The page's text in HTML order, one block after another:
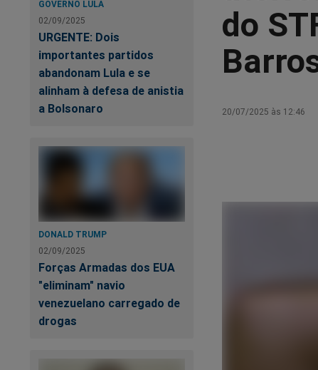
GOVERNO LULA
02/09/2025
URGENTE: Dois
importantes partidos
abandonam Lula e se
alinham à defesa de anistia
a Bolsonaro
DONALD TRUMP
02/09/2025
Forças Armadas dos EUA
"eliminam" navio
venezuelano carregado de
drogas
do
20/07/2025 às 12:46